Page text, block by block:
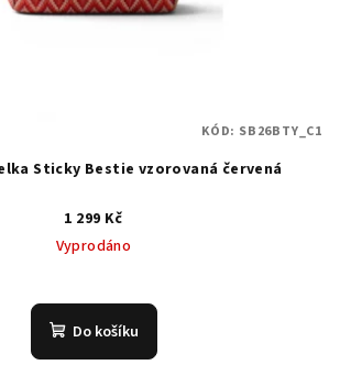
Sticky Bestie vzorovaná červená
1 299 Kč
Vyprodáno
Do košíku
KÓD: SB26BTY_C1